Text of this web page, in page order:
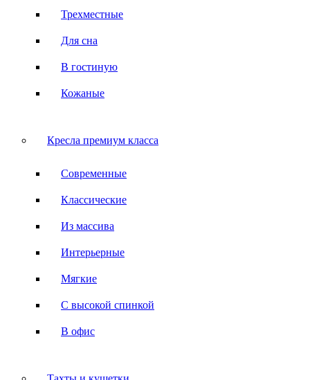
Трехместные
Для сна
В гостиную
Кожаные
Кресла премиум класса
Современные
Классические
Из массива
Интерьерные
Мягкие
С высокой спинкой
В офис